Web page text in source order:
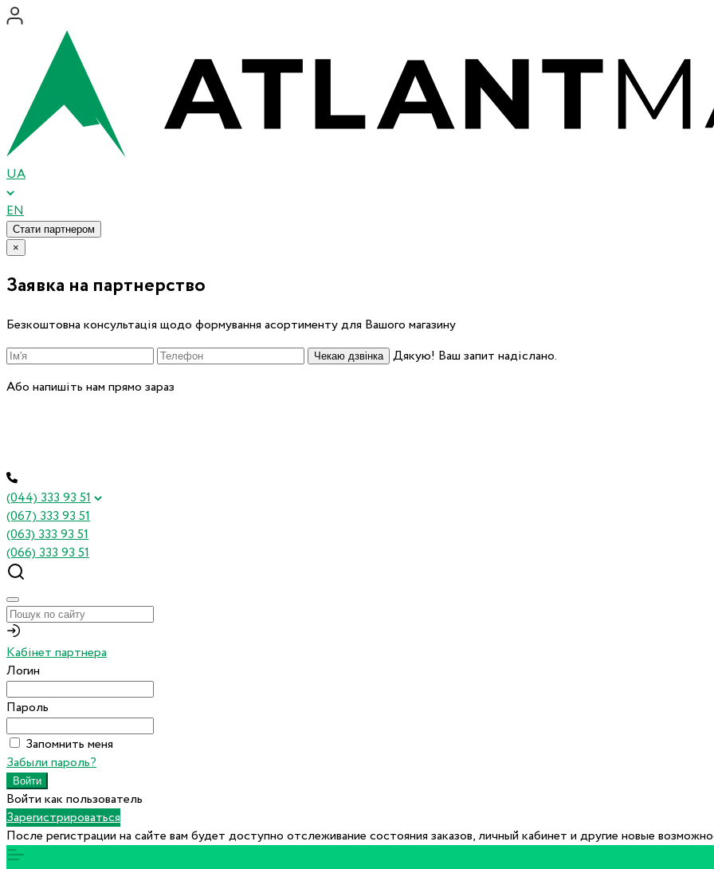
UA
EN
Стати партнером
×
Заявка на партнерство
Безкоштовна консультація щодо формування асортименту для Вашого магазину
Чекаю дзвінка
Дякую! Ваш запит надіслано.
Або напишіть нам прямо зараз
(044) 333 93 51
(067) 333 93 51
(063) 333 93 51
(066) 333 93 51
Кабінет партнера
Логин
Пароль
Запомнить меня
Забыли пароль?
Войти как пользователь
Зарегистрироваться
После регистрации на сайте вам будет доступно отслеживание состояния заказов, личный кабинет и другие новые